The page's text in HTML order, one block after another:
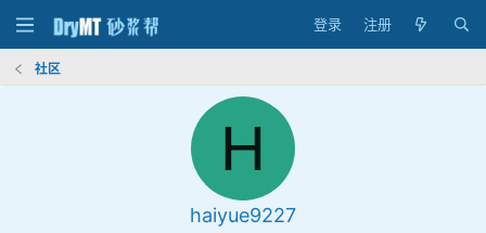
登录 注册
社区
H
haiyue9227